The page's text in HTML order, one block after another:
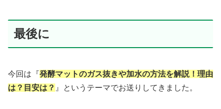
最後に
今回は『発酵マットのガス抜きや加水の方法を解説！理由
は？目安は？ 』というテーマでお送りしてきました。